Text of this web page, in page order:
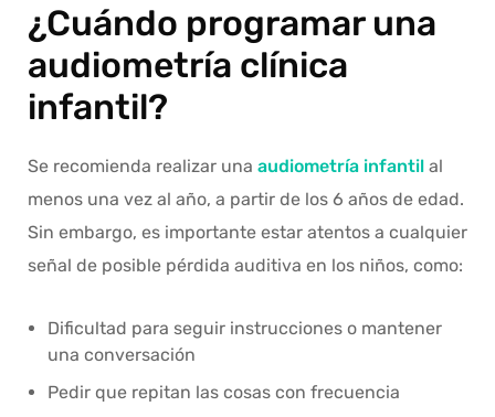
¿Cuándo programar una
audiometría clínica
infantil?
Se recomienda realizar una audiometría infantil al
menos una vez al año, a partir de los 6 años de edad.
Sin embargo, es importante estar atentos a cualquier
señal de posible pérdida auditiva en los niños, como:
Dificultad para seguir instrucciones o mantener
una conversación
Pedir que repitan las cosas con frecuencia